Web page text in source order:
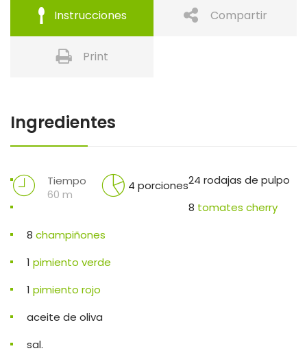
Instrucciones Compartir
Print
Ingredientes
Tiempo
60 m
4 porciones24 rodajas de pulpo
8 tomates cherry
8 champiñones
1 pimiento verde
1 pimiento rojo
aceite de oliva
sal.